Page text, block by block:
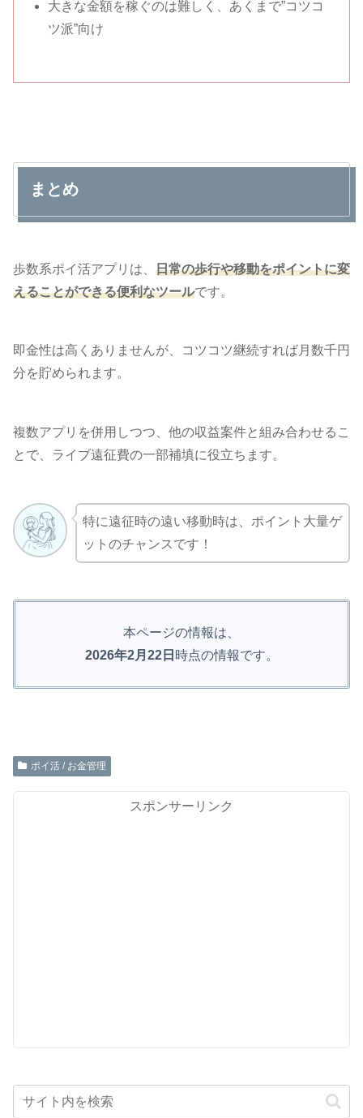
大きな金額を稼ぐのは難しく、あくまで”コツコ
ツ派”向け
まとめ
歩数系ポイ活アプリは、 日常の歩行や移動をポイントに変
えることができる便利なツールです。
即金性は高くありませんが、コツコツ継続すれば月数千円
分を貯められます。
複数アプリを併用しつつ、他の収益案件と組み合わせるこ
とで、ライブ遠征費の一部補填に役立ちます。
特に遠征時の遠い移動時は、ポイント大量ゲ
ットのチャンスです！
本ページの情報は、
2026年2月22日 時点の情報です。
ポイ活 / お金管理
スポンサーリンク